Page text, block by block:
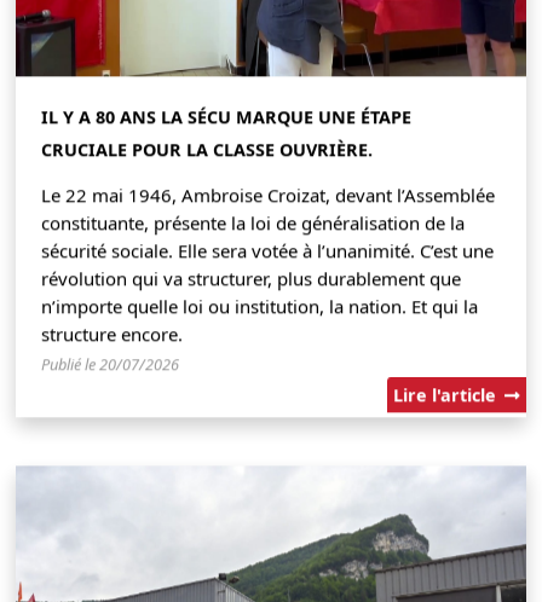
IL Y A 80 ANS LA SÉCU MARQUE UNE ÉTAPE
CRUCIALE POUR LA CLASSE OUVRIÈRE.
Le 22 mai 1946, Ambroise Croizat, devant l’Assemblée
constituante, présente la loi de généralisation de la
sécurité sociale. Elle sera votée à l’unanimité. C’est une
révolution qui va structurer, plus durablement que
n’importe quelle loi ou institution, la nation. Et qui la
structure encore.
Publié le 20/07/2026
Lire l'article